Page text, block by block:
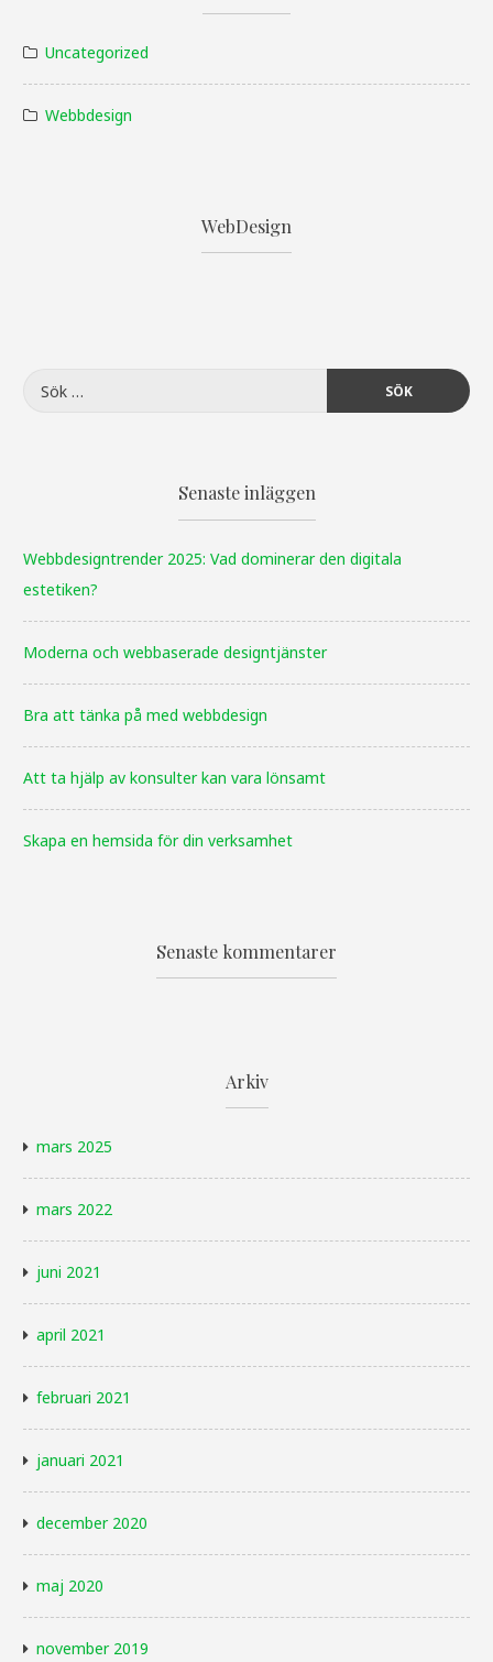
Uncategorized
Webbdesign
WebDesign
efter:
Senaste inläggen
Webbdesigntrender 2025: Vad dominerar den digitala
estetiken?
Moderna och webbaserade designtjänster
Bra att tänka på med webbdesign
Att ta hjälp av konsulter kan vara lönsamt
Skapa en hemsida för din verksamhet
Senaste kommentarer
Arkiv
mars 2025
mars 2022
juni 2021
april 2021
februari 2021
januari 2021
december 2020
maj 2020
november 2019